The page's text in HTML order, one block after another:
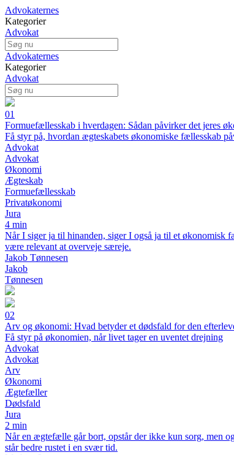
Advokaternes
Kategorier
Advokat
Advokaternes
Kategorier
Advokat
01
Formuefællesskab i hverdagen: Sådan påvirker det jeres
Få styr på, hvordan ægteskabets økonomiske fællesskab
Advokat
Advokat
Økonomi
Ægteskab
Formuefællesskab
Privatøkonomi
Jura
4 min
Når I siger ja til hinanden, siger I også ja til et økonomisk
være relevant at overveje særeje.
Jakob Tønnesen
Jakob
Tønnesen
02
Arv og økonomi: Hvad betyder et dødsfald for den
Få styr på økonomien, når livet tager en uventet drejning
Advokat
Advokat
Arv
Økonomi
Ægtefæller
Dødsfald
Jura
2 min
Når en ægtefælle går bort, opstår der ikke kun sorg, men
står bedre rustet i en svær tid.